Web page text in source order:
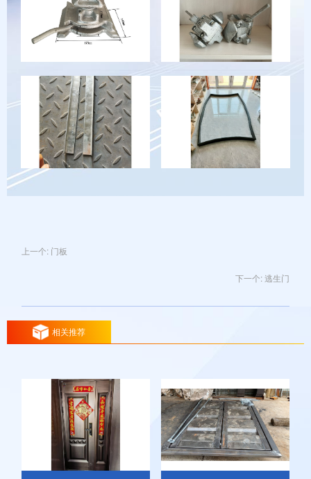
上一个: 门板
下一个: 逃生门
相关推荐